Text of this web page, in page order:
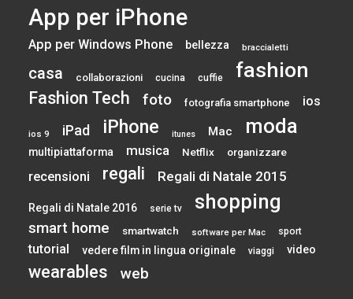
App per iPhone
App per Windows Phone bellezza braccialetti
casa collaborazioni cucina cuffie fashion
Fashion Tech foto fotografia smartphone ios
ios 9 iPad iPhone itunes Mac moda
multipiattaforma musica Netflix organizzare
recensioni regali Regali di Natale 2015
Regali di Natale 2016 serie tv shopping
smart home smartwatch software per Mac sport
tutorial vedere film in lingua originale viaggi video
wearables web